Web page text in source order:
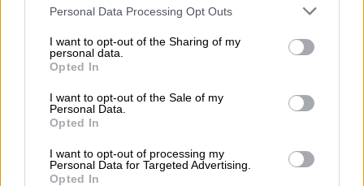
Please note that this website/app uses one or more Google
not limited to your visit or usage behaviour. You may click to
grant or deny consent to Google and its third-party tags to
use your data for below specified purposes in below Google
consent section.
Personal Data Processing Opt Outs
I want to opt-out of the Sharing of my
personal data.
Opted In
I want to opt-out of the Sale of my
Personal Data.
Opted In
I want to opt-out of processing my
Personal Data for Targeted Advertising.
Opted In
Anthony Hopkins (AP photo)